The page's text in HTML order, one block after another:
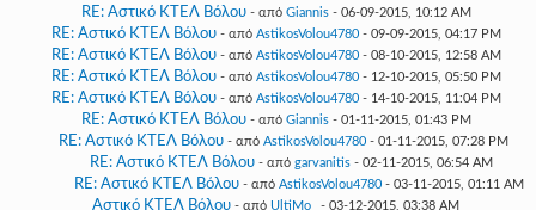
RE: Αστικό ΚΤΕΛ Βόλου - από Giannis- 06-09-2015, 10:12 AM
RE: Αστικό ΚΤΕΛ Βόλου - από AstikosVolou4780- 09-09-2015, 04:17 PM
RE: Αστικό ΚΤΕΛ Βόλου - από AstikosVolou4780- 08-10-2015, 12:58 AM
RE: Αστικό ΚΤΕΛ Βόλου - από AstikosVolou4780- 12-10-2015, 05:50 PM
RE: Αστικό ΚΤΕΛ Βόλου - από AstikosVolou4780- 14-10-2015, 11:04 PM
RE: Αστικό ΚΤΕΛ Βόλου - από Giannis- 01-11-2015, 01:43 PM
RE: Αστικό ΚΤΕΛ Βόλου - από AstikosVolou4780 - 01-11-2015, 07:28 PM
RE: Αστικό ΚΤΕΛ Βόλου - από garvanitis - 02-11-2015, 06:54 AM
RE: Αστικό ΚΤΕΛ Βόλου - από AstikosVolou4780 - 03-11-2015, 01:11 AM
Αστικό ΚΤΕΛ Βόλου - από UltiMo_ - 03-12-2015, 03:38 AM